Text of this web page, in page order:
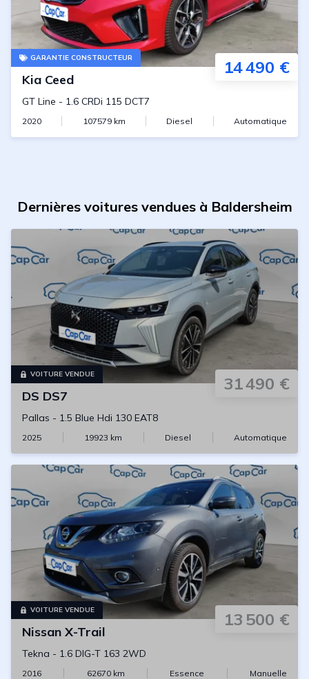
GARANTIE CONSTRUCTEUR 14 490 €
Kia Ceed
GT Line - 1.6 CRDi 115 DCT7
2020 107579km Diesel Automatique
Dernières voitures vendues à Baldersheim
VOITURE VENDUE 31 490 €
DS DS7
Pallas - 1.5 Blue Hdi 130 EAT8
2025 19923 km Diesel Automatique
VOITURE VENDUE 13 500 €
Nissan X-Trail
Tekna - 1.6 DIG-T 163 2WD
2016 62670km Essence Manuelle